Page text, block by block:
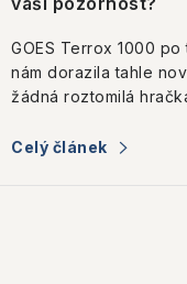
GOES Terrox 1000
nám dorazila tahle
žádná roztomilá
Celý článek